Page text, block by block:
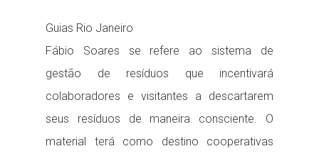
Guias Rio Janeiro
Fábio Soares se refere ao sistema de
gestão de resíduos que incentivará
colaboradores e visitantes a descartarem
seus resíduos de maneira consciente. O
material terá como destino cooperativas